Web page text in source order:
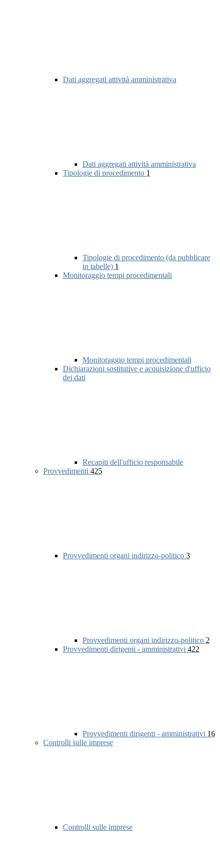
Dati aggregati attività amministrativa
Dati aggregati attività amministrativa
Tipologie di procedimento 1
Tipologie di procedimento (da pubblicare
in tabelle) 1
Monitoraggio tempi procedimentali
Monitoraggio tempi procedimentali
Dichiarazioni sostitutive e acquisizione d'ufficio
dei dati
Recapiti dell'ufficio responsabile
Provvedimenti 425
Provvedimenti organi indirizzo-politico 3
Provvedimenti organi indirizzo-politico 2
Provvedimenti dirigenti - amministrativi 422
Provvedimenti dirigenti - amministrativi 16
Controlli sulle imprese
Controlli sulle imprese